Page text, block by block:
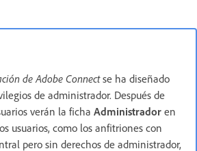
de Adobe Connectse ha diseñado
de administrador. Después de
verán la ficha Administrador en
usuarios, como los anfitriones con
pero sin derechos de administrador,